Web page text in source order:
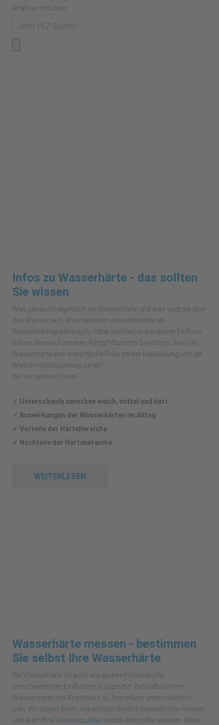
erfahren möchten:
Infos zu Wasserhärte - das sollten
Sie wissen
Was genau ist eigentlich die Wasserhärte und was sagt sie über
das Wasser aus. Was bedeuten die verschiedenen
Wasserhärtegrade weich, mittel und hart und welchen Einfluss
haben diese auf unseren Alltag? Wussten Sie schon, dass die
Wasserhärte eine wesentliche Rolle bei der Kalkbildung und der
Waschmitteldosierung spielt?
Wir verraten es Ihnen!
✓ Unterschiede zwischen weich, mittel und hart
✓ Auswirkungen der Wasserhärten im Alltag
✓ Vorteile der Härtebereiche
✓ Nachteile der Härtebereiche
WEITERLESEN
Wasserhärte messen - bestimmen
Sie selbst Ihre Wasserhärte
Die Wasserhärte ist auch wie andere Inhaltsstoffe
verschiedensten Einflüssen ausgesetzt. Deshalb können
Wasserwerte von Anschluss zu Anschluss unterschiedlich
sein. Wir zeigen Ihnen, wie einfach Sie Ihre Wasserhärte messen
und auch IhreWasserqualität selbst überprüfen können. Keine